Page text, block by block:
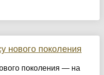
нового поколения
поколения — на